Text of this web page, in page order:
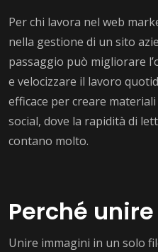
Per chi lavora nel web
nella gestione di un sito
passaggio può migliorare
e velocizzare il lavoro
efficace per creare
social, dove la rapidità di
contano molto.
Perché
Unire immagini in un solo